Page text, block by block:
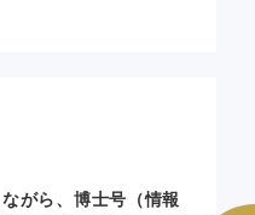
がら、博士号（情報